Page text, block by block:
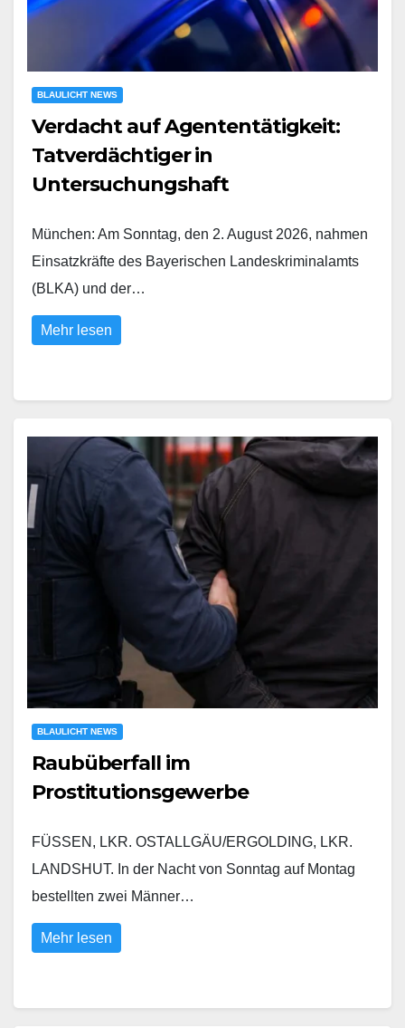
BLAULICHT NEWS
Verdacht auf Agententätigkeit:
Tatverdächtiger in
Untersuchungshaft
München: Am Sonntag, den 2. August 2026, nahmen
Einsatzkräfte des Bayerischen Landeskriminalamts
(BLKA) und der…
Mehr lesen
BLAULICHT NEWS
Raubüberfall im
Prostitutionsgewerbe
FÜSSEN, LKR. OSTALLGÄU/ERGOLDING, LKR.
LANDSHUT. In der Nacht von Sonntag auf Montag
bestellten zwei Männer…
Mehr lesen